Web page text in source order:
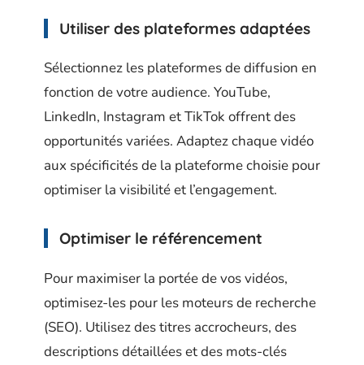
Utiliser des plateformes adaptées
Sélectionnez les plateformes de diffusion en
fonction de votre audience. YouTube,
LinkedIn, Instagram et TikTok offrent des
opportunités variées. Adaptez chaque vidéo
aux spécificités de la plateforme choisie pour
optimiser la visibilité et l’engagement.
Optimiser le référencement
Pour maximiser la portée de vos vidéos,
optimisez-les pour les moteurs de recherche
(SEO). Utilisez des titres accrocheurs, des
descriptions détaillées et des mots-clés